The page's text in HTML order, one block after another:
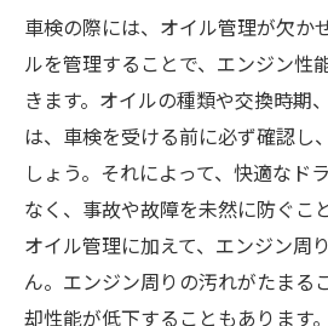
車検の際には、オイル管理が欠か
ルを管理することで、エンジン性
きます。オイルの種類や交換時期
は、車検を受ける前に必ず確認し
しょう。それによって、快適なド
なく、事故や故障を未然に防ぐこ
オイル管理に加えて、エンジン周
ん。エンジン周りの汚れがたまる
却性能が低下することもあります